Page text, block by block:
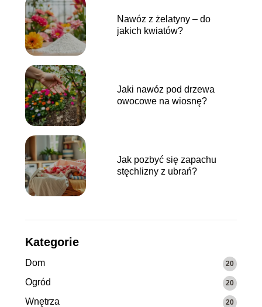
Nawóz z żelatyny – do
jakich kwiatów?
Jaki nawóz pod drzewa
owocowe na wiosnę?
Jak pozbyć się zapachu
stęchlizny z ubrań?
Kategorie
Dom 20
Ogród 20
Wnętrza 20